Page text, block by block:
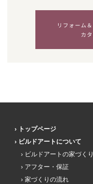
トップページ
ビルドアートについて
ビルドアートの家づくり
アフター・保証
家づくりの流れ